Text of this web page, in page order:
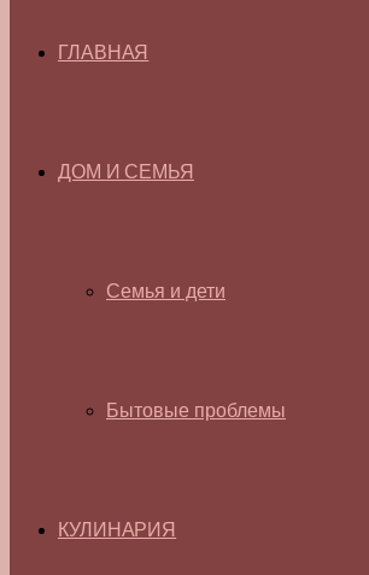
ГЛАВНАЯ
ДОМ И СЕМЬЯ
Семья и дети
Бытовые проблемы
КУЛИНАРИЯ